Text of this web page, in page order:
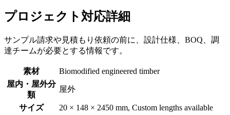
プロジェクト対応詳細
サンプル請求や見積もり依頼の前に、設計仕様、BOQ、調
達チームが必要とする情報です。
素材
Biomodified engineered timber
屋内・屋外分
類
屋外
サイズ
20 × 148 × 2450 mm, Custom lengths available